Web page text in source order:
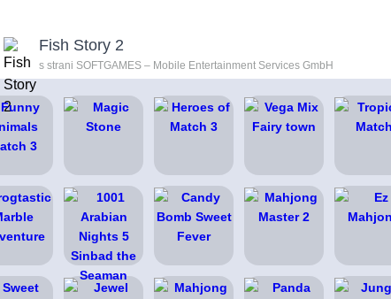
Fish Story 2
s strani SOFTGAMES – Mobile Entertainment Services GmbH